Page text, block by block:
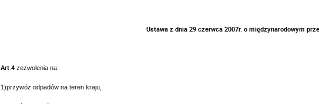
Ustawa z dnia 29 czerwca 2007r. o międzynarodowym
Art.4 zezwolenia na:
1)przywóz odpadów na teren kraju,